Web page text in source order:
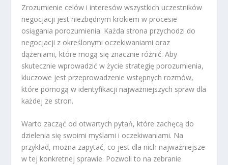
Zrozumienie celów i interesów wszystkich uczestników
negocjacji jest niezbędnym krokiem w procesie
osiągania porozumienia. Każda strona przychodzi do
negocjacji z określonymi oczekiwaniami oraz
dążeniami, które mogą się znacznie różnić. Aby
skutecznie wprowadzić w życie strategię porozumienia,
kluczowe jest przeprowadzenie wstępnych rozmów,
które pomogą w identyfikacji najważniejszych spraw dla
każdej ze stron.
Warto zacząć od otwartych pytań, które zachęcą do
dzielenia się swoimi myślami i oczekiwaniami. Na
przykład, można zapytać, co jest dla nich najważniejsze
w tej konkretnej sprawie. Pozwoli to na zebranie